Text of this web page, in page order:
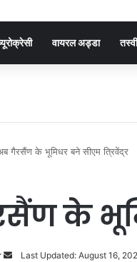
वायरल अड्डा
गैरसैंण के भूमिधर बने सीएम त्रिवेंद्र
के
SendLast Updated: August 16,